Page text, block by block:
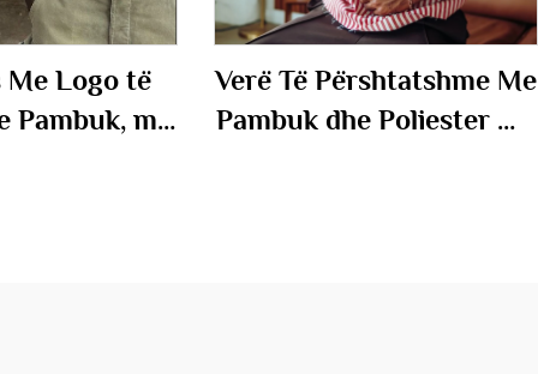
Me Logo të
Pambuk, me
Verë Të Përshtatshme Me
Pambuk dhe Poliester Me